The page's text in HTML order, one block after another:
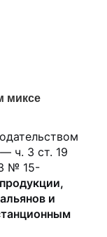
миксе
ч. 3 ст. 19
№ 15-
и